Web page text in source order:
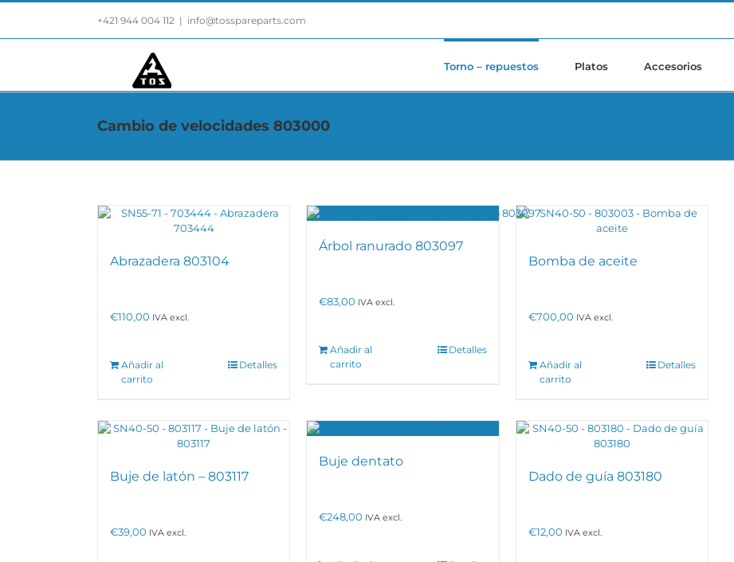
Saltar
contenido
+421 944 004 112 | info@tosspareparts.com
Torno – repuestos Platos Accesorios
Cambio de velocidades 803000
Abrazadera 803104
€110,00 IVA excl.
Añadir al
carrito
Detalles
Árbol ranurado 803097
€83,00 IVA excl.
Añadir al
carrito
Detalles
Bomba de aceite
€700,00 IVA excl.
Añadir al
carrito
Detalles
Buje de latón – 803117
€39,00 IVA excl.
Buje dentato
€248,00 IVA excl.
Dado de guía 803180
€12,00 IVA excl.